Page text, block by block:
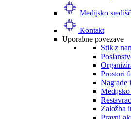
Medijsko
Kontakt
Uporabne povezave
Stik z
Prostori
Nagrade
Medijsko
Založba
Pravni